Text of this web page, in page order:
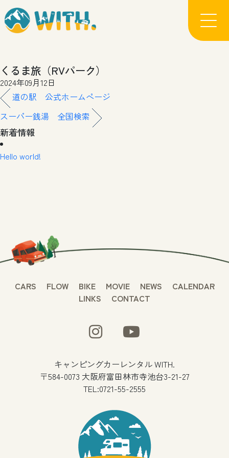
くるま旅（RVパーク）
2024年09月12日
道の駅 公式ホームページ
スーパー銭湯 全国検索
新着情報
Hello world!
CARS FLOW BIKE MOVIE NEWS
CALENDAR
LINKS
CONTACT
キャンピングカーレンタル WITH.
〒584-0073 大阪府富田林市寺池台3-21-27
TEL:0721-55-2555